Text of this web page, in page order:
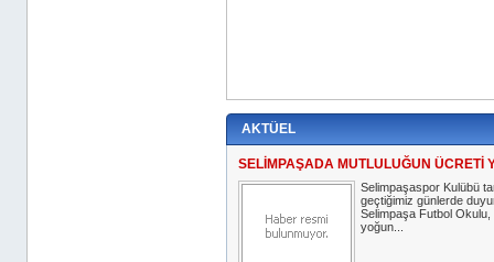
AKTÜEL
SELİMPAŞADA MUTLULUĞUN ÜCRETİ
Selimpaşaspor Kulübü
geçtiğimiz günlerde
Selimpaşa Futbol Okulu,
yoğun...